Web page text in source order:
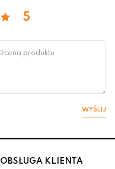
5
WYŚLIJ
OBSŁUGA KLIENTA